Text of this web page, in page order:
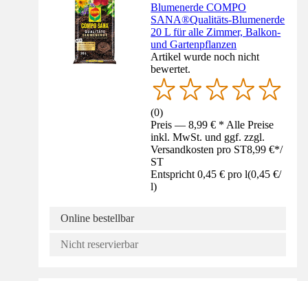
Blumenerde COMPO
SANA®Qualitäts-Blumenerde
20 L für alle Zimmer, Balkon-
und Gartenpflanzen
Artikel wurde noch nicht
bewertet.
(0)
Preis — 8,99 € * Alle Preise
inkl. MwSt. und ggf. zzgl.
Versandkosten pro ST8,99 €*/
ST
Entspricht 0,45 € pro l(0,45 €/
l)
Online bestellbar
Nicht reservierbar